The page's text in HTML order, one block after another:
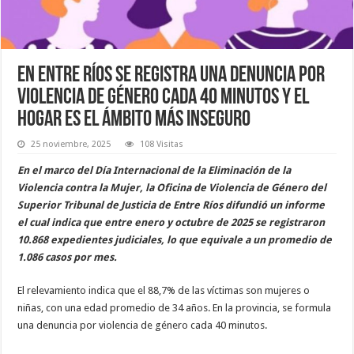
En Entre Ríos se registra una denuncia por
violencia de género cada 40 minutos y el
hogar es el ámbito más inseguro
25 noviembre, 2025 108 Visitas
En el marco del Día Internacional de la Eliminación de la
Violencia contra la Mujer, la Oficina de Violencia de Género del
Superior Tribunal de Justicia de Entre Ríos difundió un informe
el cual indica que entre enero y octubre de 2025 se registraron
10.868 expedientes judiciales, lo que equivale a un promedio de
1.086 casos por mes.
El relevamiento indica que el 88,7% de las víctimas son mujeres o
niñas, con una edad promedio de 34 años. En la provincia, se formula
una denuncia por violencia de género cada 40 minutos.